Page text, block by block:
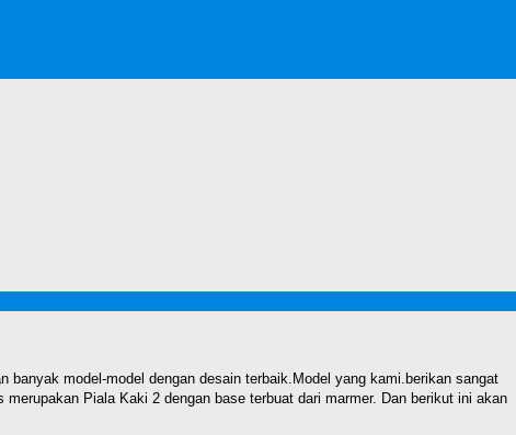
model-model dengan desain terbaik.Model yang kami.berikan sangat
Piala Kaki 2 dengan base terbuat dari marmer. Dan berikut ini akan